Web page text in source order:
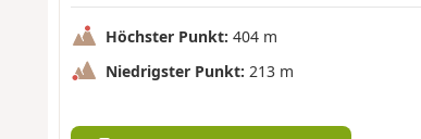
Höchster Punkt: 404 m
Niedrigster Punkt: 213 m